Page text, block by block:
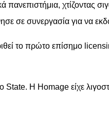
πανεπιστήμια,
σε συνεργασία για να
το πρώτο επίσημο
Η Homage είχε